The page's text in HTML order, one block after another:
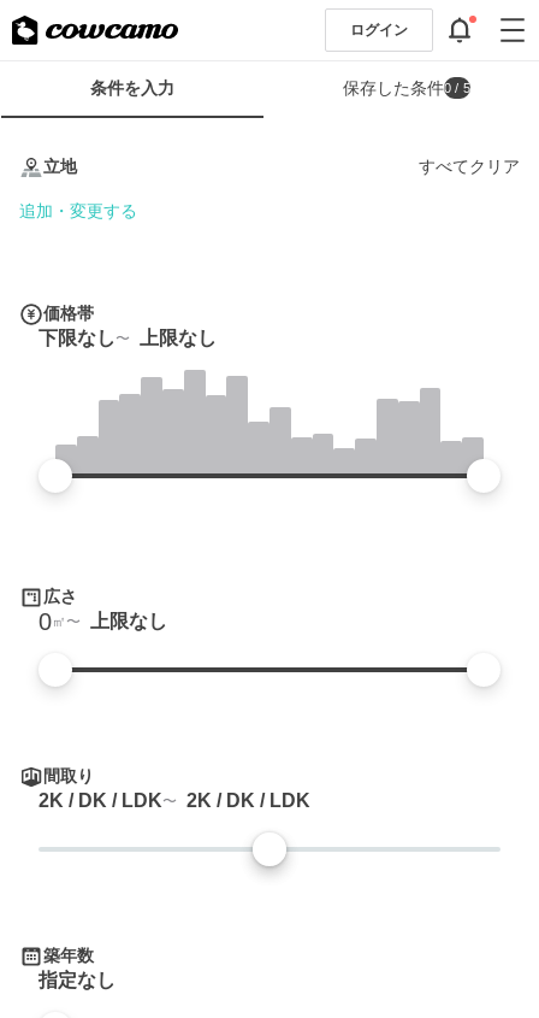
ログイン
条
条件を入力 保存した条件0 / 5
立地 すべてクリア
追加・変更する
価格帯
下限なし 上限なし
広さ
0㎡ 上限なし
間取り
2K / DK / LDK 2K / DK / LDK
築年数
指定なし